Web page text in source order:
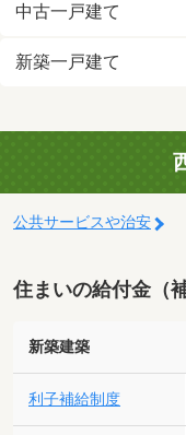
中古一戸建て
新築一戸建て
公共サービスや治安
住まいの給付金（
新築建築
利子補給制度